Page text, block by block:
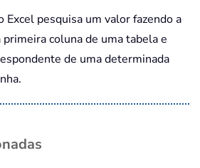
Excel pesquisa um valor fazendo a
coluna de uma tabela e
de uma determinada